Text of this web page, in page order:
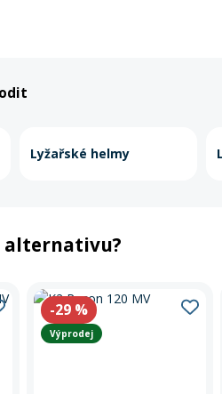
Lyžařské helmy
alternativu?
-29 %
Výprodej